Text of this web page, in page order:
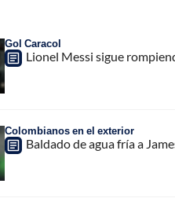
Gol Caracol
Lionel Messi sigue
Colombianos en el exterior
Baldado de agua fría a